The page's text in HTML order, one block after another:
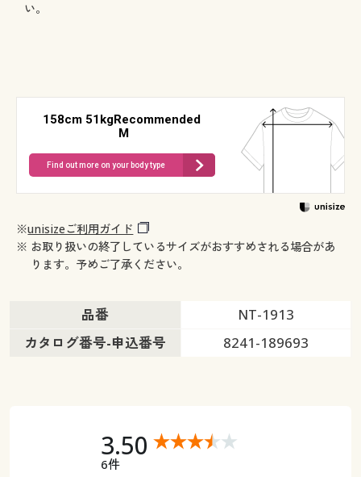
い。
158cm 51kgRecommended
M
Find out more on your body type
※unisizeご利用ガイド
※ お取り扱いの終了しているサイズがおすすめされる場合があ
ります。予めご了承ください。
品番
NT-1913
カタログ番号-申込番号
8241-189693
3.50
6件